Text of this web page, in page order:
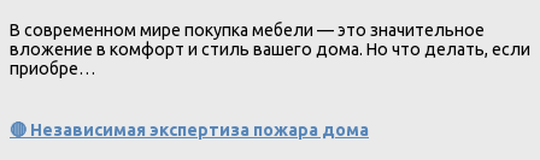
В современном мире покупка мебели — это значительное
вложение в комфорт и стиль вашего дома. Но что делать, если
приобре…
🔴 Независимая экспертиза пожара дома